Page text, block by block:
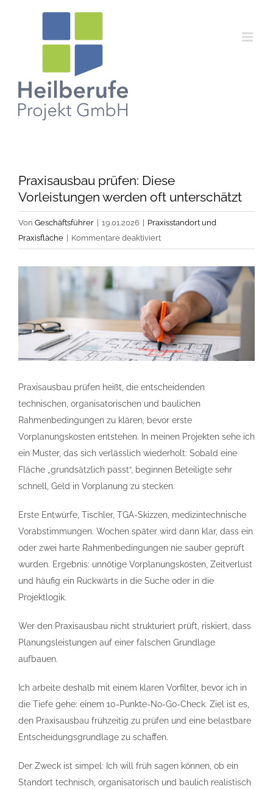
Praxisausbau prüfen: Diese
Vorleistungen werden oft unterschätzt
Von Geschäftsführer 19.01.2026
Praxisstandort und
Praxisfläche
Kommentare deaktiviertfür
prüfen:
Vorleistungen
werden
oft
unterschätzt
Praxisausbau prüfen heißt, die entscheidenden
technischen, organisatorischen und baulichen
Rahmenbedingungen zu klären, bevor erste
Vorplanungskosten entstehen. In meinen Projekten sehe ich
ein Muster, das sich verlässlich wiederholt: Sobald eine
Fläche „grundsätzlich passt“, beginnen Beteiligte sehr
schnell, Geld in Vorplanung zu stecken.
Erste Entwürfe, Tischler, TGA-Skizzen, medizintechnische
Vorabstimmungen. Wochen später wird dann klar, dass ein
oder zwei harte Rahmenbedingungen nie sauber geprüft
wurden. Ergebnis: unnötige Vorplanungskosten, Zeitverlust
und häufig ein Rückwärts in die Suche oder in die
Projektlogik.
Wer den Praxisausbau nicht strukturiert prüft, riskiert, dass
Planungsleistungen auf einer falschen Grundlage
aufbauen.
Ich arbeite deshalb mit einem klaren Vorfilter, bevor ich in
die Tiefe gehe: einem 10-Punkte-No-Go-Check. Ziel ist es,
den Praxisausbau frühzeitig zu prüfen und eine belastbare
Entscheidungsgrundlage zu schaffen.
Der Zweck ist simpel: Ich will früh sagen können, ob ein
Standort technisch, organisatorisch und baulich realistisch